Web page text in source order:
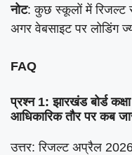
नोट: कुछ स्कूलों में रिजल्ट
अगर वेबसाइट पर लोडिंग
FAQ
प्रश्न 1: झारखंड बोर्ड
आधिकारिक तौर पर कब
उत्तर: रिजल्ट अप्रैल